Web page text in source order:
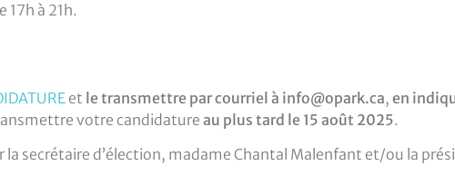
17h à 21h.
et le transmettre par courriel à info@opark.ca, en
votre candidature au plus tard le 15 août 2025.
secrétaire d’élection, madame Chantal Malenfant et/ou la